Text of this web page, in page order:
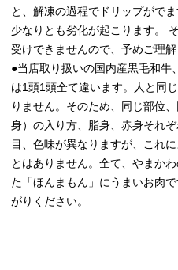
と、解凍の過程でドリップがで
少なりとも劣化が起こります。
受けできませんので、予めご理
●当店取り扱いの国内産黒毛和牛
は1頭1頭全て違います。人と同
りません。そのため、同じ部位
身）の入り方、脂身、赤身それ
目、色味が異なりますが、これ
とはありません。全て、やまか
た「ほんまもん」にうまいお肉
がりください。